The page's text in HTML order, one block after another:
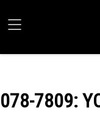
078-7809: